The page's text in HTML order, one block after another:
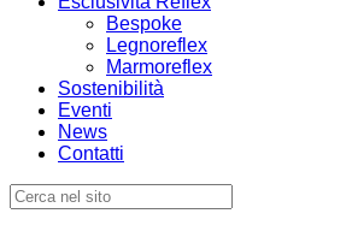
Bespoke
Legnoreflex
Marmoreflex
Sostenibilità
Eventi
News
Contatti